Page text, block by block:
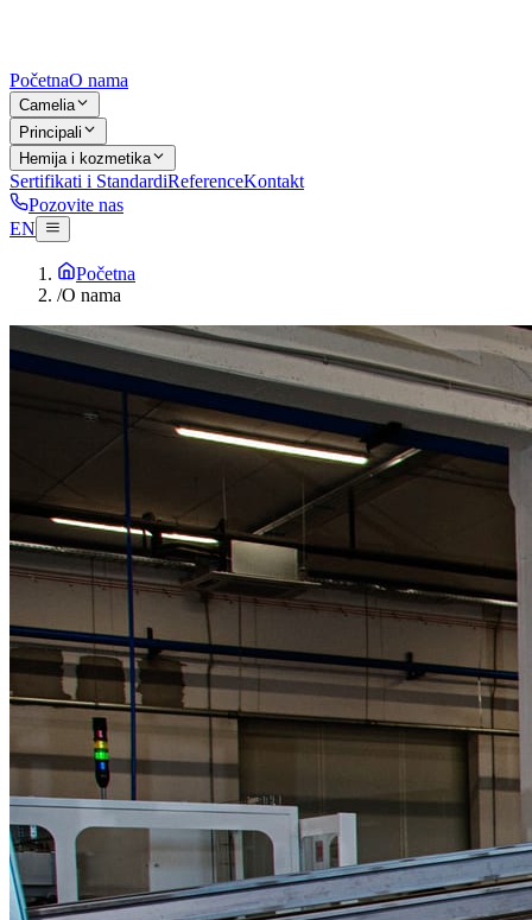
PočetnaO nama
Camelia
Principali
Hemija i kozmetika
Sertifikati i StandardiReferenceKontakt
Pozovite nas
EN
Početna
/O nama